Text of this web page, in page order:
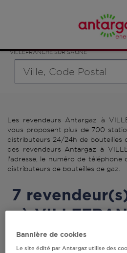
VILLEFRANCHE SUR SAONE
bouteille souhaité et le type de
distributeur automatique de
carburant)
Les revendeurs Antargaz à
vous proposent plus de 700
distributeurs 24/24h de bouteilles
des revendeurs Antargaz à
l'adresse, le numéro de
distributeurs de bouteilles de gaz.
7
à
Bannière de cookies
Le site édité par Antargaz utilise des